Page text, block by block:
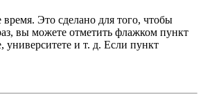
Это сделано для того, чтобы
вы можете отметить флажком пункт
и т. д. Если пункт